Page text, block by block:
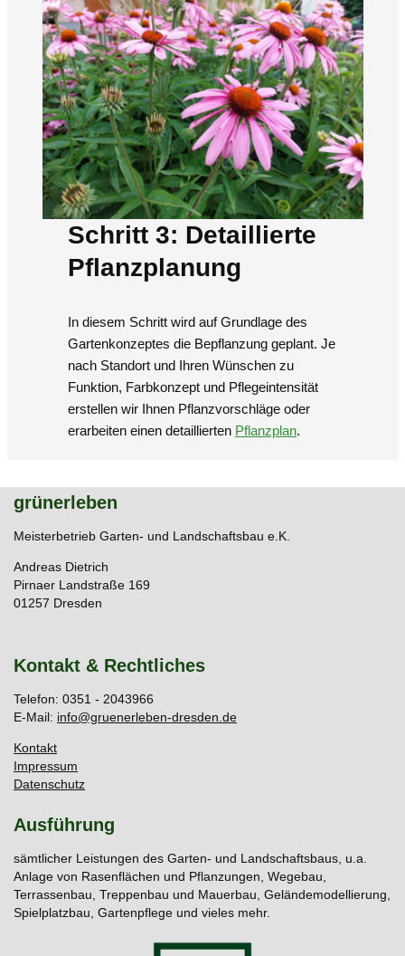
Schritt 3: Detaillierte
Pflanzplanung
In diesem Schritt wird auf Grundlage des
Gartenkonzeptes die Bepflanzung geplant. Je
nach Standort und Ihren Wünschen zu
Funktion, Farbkonzept und Pflegeintensität
erstellen wir Ihnen Pflanzvorschläge oder
erarbeiten einen detaillierten Pflanzplan.
grünerleben
Meisterbetrieb Garten- und Landschaftsbau e.K.
Andreas Dietrich
Pirnaer Landstraße 169
01257 Dresden
Kontakt & Rechtliches
Telefon: 0351 - 2043966
E-Mail: info@gruenerleben-dresden.de
Kontakt
Impressum
Datenschutz
Ausführung
sämtlicher Leistungen des Garten- und Landschaftsbaus, u.a.
Anlage von Rasenflächen und Pflanzungen, Wegebau,
Terrassenbau, Treppenbau und Mauerbau, Geländemodellierung,
Spielplatzbau, Gartenpflege und vieles mehr.